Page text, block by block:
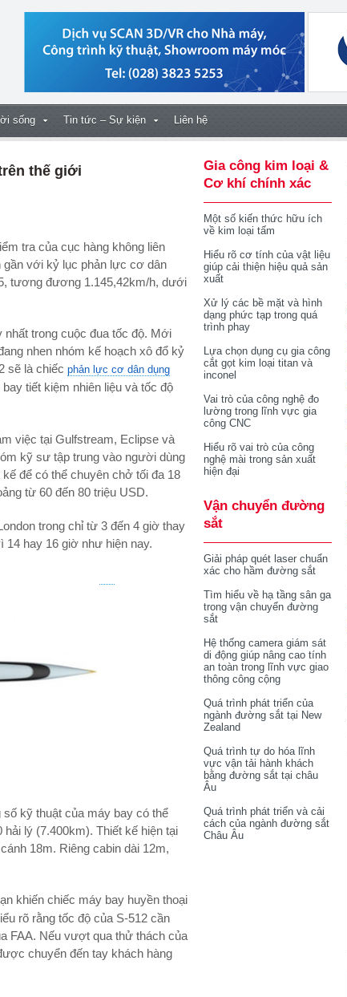
sống Tin tức – Sự kiện Liên hệ
thế giới
gần với kỷ lục phản lực cơ dân
tương đương 1.145,42km/h, dưới
nhất trong cuộc đua tốc độ. Mới
nhen nhóm kế hoạch xô đổ kỷ
sẽ là chiếc phản lực cơ dân dụng
tiết kiệm nhiên liệu và tốc độ
việc tại Gulfstream, Eclipse và
kỹ sư tập trung vào người dùng
để có thể chuyên chở tối đa 18
từ 60 đến 80 triệu USD.
trong chỉ từ 3 đến 4 giờ thay
14 hay 16 giờ như hiện nay.
số kỹ thuật của máy bay có thể
lý (7.400km). Thiết kế hiện tại
18m. Riêng cabin dài 12m,
khiến chiếc máy bay huyền thoại
rõ rằng tốc độ của S-512 cần
FAA. Nếu vượt qua thử thách của
chuyển đến tay khách hàng
Gia công kim loại &
Cơ khí chính xác
Một số kiến thức hữu ích
về kim loại tấm
Hiểu rõ cơ tính của vật liệu
giúp cải thiện hiệu quả sản
xuất
Xử lý các bề mặt và hình
dạng phức tạp trong quá
trình phay
Lựa chọn dụng cụ gia công
cắt gọt kim loại titan và
inconel
Vai trò của công nghệ đo
lường trong lĩnh vực gia
công CNC
Hiểu rõ vai trò của công
nghệ mài trong sản xuất
hiện đại
Vận chuyển đường
sắt
Giải pháp quét laser chuẩn
xác cho hầm đường sắt
Tìm hiểu về hạ tầng sân ga
trong vận chuyển đường
sắt
Hệ thống camera giám sát
di động giúp nâng cao tính
an toàn trong lĩnh vực giao
thông công cộng
Quá trình phát triển của
ngành đường sắt tại New
Zealand
Quá trình tự do hóa lĩnh
vực vận tải hành khách
bằng đường sắt tại châu
Âu
Quá trình phát triển và cải
cách của ngành đường sắt
Châu Âu